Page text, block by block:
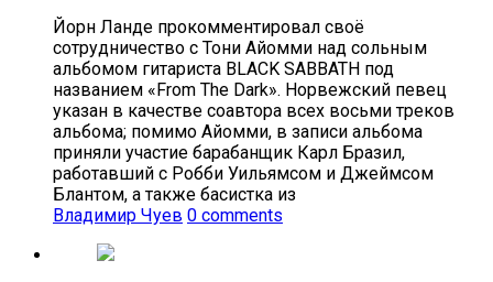
Йорн Ланде прокомментировал своё
сотрудничество с Тони Айомми над сольным
альбомом гитариста BLACK SABBATH под
названием «From The Dark». Норвежский певец
указан в качестве соавтора всех восьми треков
альбома; помимо Айомми, в записи альбома
приняли участие барабанщик Карл Бразил,
работавший с Робби Уильямсом и Джеймсом
Блантом, а также басистка из
Владимир Чуев 0 comments